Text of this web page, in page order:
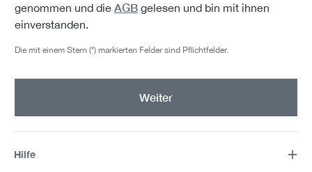
genommen und die AGB gelesen und bin mit ihnen
einverstanden.
Die mit einem Stern (*) markierten Felder sind Pflichtfelder.
Weiter
Hilfe